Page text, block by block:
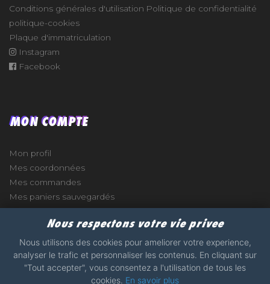
Conditions générales d'utilisation Politique de confidentialité
politique-cookies
Plaque d'immatriculation
Instagram
Facebook
MON COMPTE
Mon profil
Mes coordonnées
Mes commandes
Mes paniers sauvegardés
2017 - 2026 - STICKERS-GARAGE.COM - MADE WITH
Nous respectons votre vie privee
Nous utilisons des cookies pour ameliorer votre experience,
analyser le trafic et personnaliser les contenus. En cliquant sur
"Tout accepter", vous consentez a l'utilisation de tous les
cookies. En savoir plus